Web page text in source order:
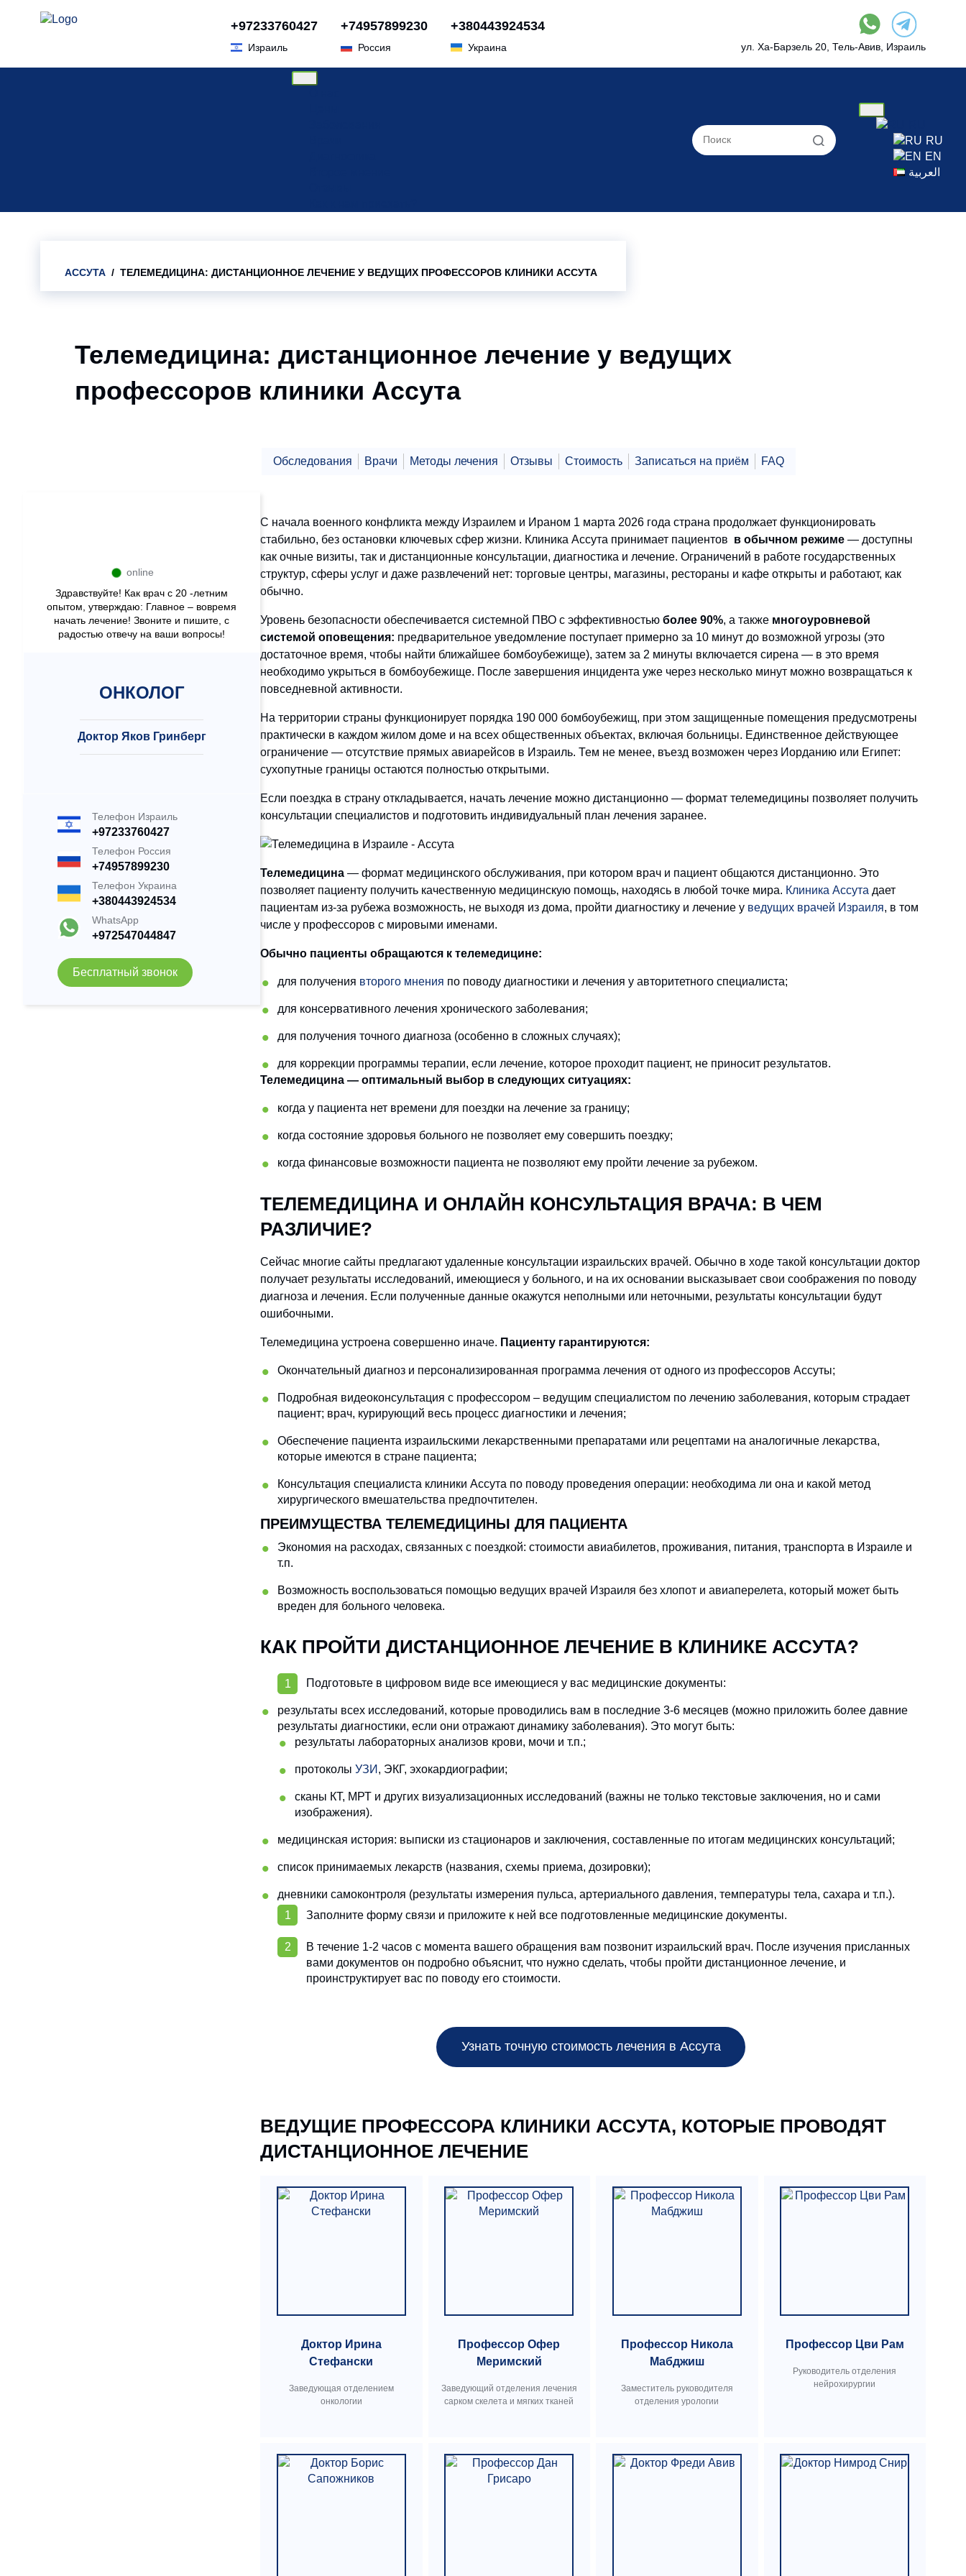
+97233760427
Израиль
+74957899230
Россия
+380443924534
Украина ул. Ха-Барзель 20, Тель-Авив, Израиль
RU
EN
العربية
АССУТА/ ТЕЛЕМЕДИЦИНА: ДИСТАНЦИОННОЕ ЛЕЧЕНИЕ У ВЕДУЩИХ ПРОФЕССОРОВ КЛИНИКИ АССУТА
Телемедицина: дистанционное лечение у ведущих
профессоров клиники Ассута
Обследования Врачи Методы лечения Отзывы Стоимость Записаться на приём FAQ
online
Здравствуйте! Как врач с 20 -летним
опытом, утверждаю: Главное – вовремя
начать лечение! Звоните и пишите, с
радостью отвечу на ваши вопросы!
ОНКОЛОГ
Доктор Яков Гринберг
Телефон Израиль
+97233760427
Телефон Россия
+74957899230
Телефон Украина
+380443924534
WhatsApp
+972547044847
Бесплатный звонок
С начала военного конфликта между Израилем и Ираном 1 марта 2026 года страна продолжает функционировать
стабильно, без остановки ключевых сфер жизни. Клиника Ассута принимает пациентов в обычном режиме — доступны
как очные визиты, так и дистанционные консультации, диагностика и лечение. Ограничений в работе государственных
структур, сферы услуг и даже развлечений нет: торговые центры, магазины, рестораны и кафе открыты и работают, как
обычно.
Уровень безопасности обеспечивается системной ПВО с эффективностью более 90%, а также многоуровневой
системой оповещения: предварительное уведомление поступает примерно за 10 минут до возможной угрозы (это
достаточное время, чтобы найти ближайшее бомбоубежище), затем за 2 минуты включается сирена — в это время
необходимо укрыться в бомбоубежище. После завершения инцидента уже через несколько минут можно возвращаться к
повседневной активности.
На территории страны функционирует порядка 190 000 бомбоубежищ, при этом защищенные помещения предусмотрены
практически в каждом жилом доме и на всех общественных объектах, включая больницы. Единственное действующее
ограничение — отсутствие прямых авиарейсов в Израиль. Тем не менее, въезд возможен через Иорданию или Египет:
сухопутные границы остаются полностью открытыми.
Если поездка в страну откладывается, начать лечение можно дистанционно — формат телемедицины позволяет получить
консультации специалистов и подготовить индивидуальный план лечения заранее.
Телемедицина — формат медицинского обслуживания, при котором врач и пациент общаются дистанционно. Это
позволяет пациенту получить качественную медицинскую помощь, находясь в любой точке мира. Клиника Ассута дает
пациентам из-за рубежа возможность, не выходя из дома, пройти диагностику и лечение у ведущих врачей Израиля, в том
числе у профессоров с мировыми именами.
Обычно пациенты обращаются к телемедицине:
для получения второго мнения по поводу диагностики и лечения у авторитетного специалиста;
для консервативного лечения хронического заболевания;
для получения точного диагноза (особенно в сложных случаях);
для коррекции программы терапии, если лечение, которое проходит пациент, не приносит результатов.
Телемедицина — оптимальный выбор в следующих ситуациях:
когда у пациента нет времени для поездки на лечение за границу;
когда состояние здоровья больного не позволяет ему совершить поездку;
когда финансовые возможности пациента не позволяют ему пройти лечение за рубежом.
ТЕЛЕМЕДИЦИНА И ОНЛАЙН КОНСУЛЬТАЦИЯ ВРАЧА: В ЧЕМ
РАЗЛИЧИЕ?
Сейчас многие сайты предлагают удаленные консультации израильских врачей. Обычно в ходе такой консультации доктор
получает результаты исследований, имеющиеся у больного, и на их основании высказывает свои соображения по поводу
диагноза и лечения. Если полученные данные окажутся неполными или неточными, результаты консультации будут
ошибочными.
Телемедицина устроена совершенно иначе. Пациенту гарантируются:
Окончательный диагноз и персонализированная программа лечения от одного из профессоров Ассуты;
Подробная видеоконсультация с профессором – ведущим специалистом по лечению заболевания, которым страдает
пациент; врач, курирующий весь процесс диагностики и лечения;
Обеспечение пациента израильскими лекарственными препаратами или рецептами на аналогичные лекарства,
которые имеются в стране пациента;
Консультация специалиста клиники Ассута по поводу проведения операции: необходима ли она и какой метод
хирургического вмешательства предпочтителен.
ПРЕИМУЩЕСТВА ТЕЛЕМЕДИЦИНЫ ДЛЯ ПАЦИЕНТА
Экономия на расходах, связанных с поездкой: стоимости авиабилетов, проживания, питания, транспорта в Израиле и
т.п.
Возможность воспользоваться помощью ведущих врачей Израиля без хлопот и авиаперелета, который может быть
вреден для больного человека.
КАК ПРОЙТИ ДИСТАНЦИОННОЕ ЛЕЧЕНИЕ В КЛИНИКЕ АССУТА?
Подготовьте в цифровом виде все имеющиеся у вас медицинские документы:
результаты всех исследований, которые проводились вам в последние 3-6 месяцев (можно приложить более давние
результаты диагностики, если они отражают динамику заболевания). Это могут быть:
результаты лабораторных анализов крови, мочи и т.п.;
протоколы УЗИ , ЭКГ, эхокардиографии;
сканы КТ, МРТ и других визуализационных исследований (важны не только текстовые заключения, но и сами
изображения).
медицинская история: выписки из стационаров и заключения, составленные по итогам медицинских консультаций;
список принимаемых лекарств (названия, схемы приема, дозировки);
дневники самоконтроля (результаты измерения пульса, артериального давления, температуры тела, сахара и т.п.).
Заполните форму связи и приложите к ней все подготовленные медицинские документы.
В течение 1-2 часов с момента вашего обращения вам позвонит израильский врач. После изучения присланных
вами документов он подробно объяснит, что нужно сделать, чтобы пройти дистанционное лечение, и
проинструктирует вас по поводу его стоимости.
Узнать точную стоимость лечения в Ассута
ВЕДУЩИЕ ПРОФЕССОРА КЛИНИКИ АССУТА, КОТОРЫЕ ПРОВОДЯТ
ДИСТАНЦИОННОЕ ЛЕЧЕНИЕ
Доктор Ирина
Стефански
Заведующая отделением
онкологии
Профессор Офер
Меримский
Заведующий отделения лечения
сарком скелета и мягких тканей
Профессор Никола
Мабджиш
Заместитель руководителя
отделения урологии
Профессор Цви Рам
Руководитель отделения
нейрохирургии